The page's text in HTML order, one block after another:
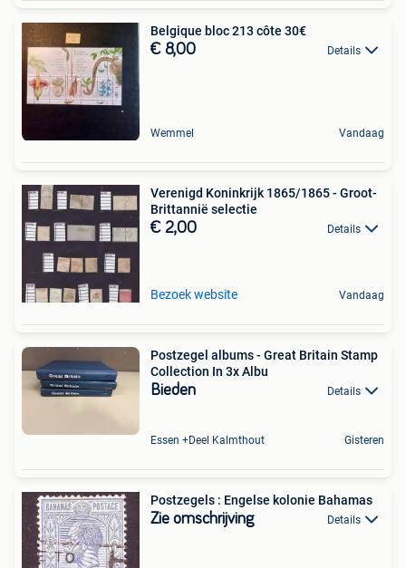
Belgique bloc 213 côte 30€
€ 8,00 Details
Wemmel Vandaag
Verenigd Koninkrijk 1865/1865 - Groot-
Brittannië selectie
€ 2,00 Details
Bezoek website Vandaag
Postzegel albums - Great Britain Stamp
Collection In 3x Albu
Bieden Details
Essen +Deel Kalmthout Gisteren
Postzegels : Engelse kolonie Bahamas
Zie omschrijving Details